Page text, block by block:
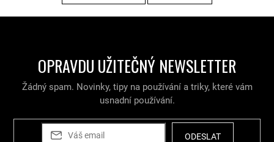
OPRAVDU UŽITEČNÝ NEWSLETTER
Žádný spam. Novinky, tipy na používání a triky, které vám
usnadní používání.
ODESLAT